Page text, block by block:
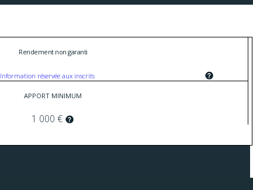
Rendement non garanti
Information réservée aux inscrits
APPORT MINIMUM
1 000 €